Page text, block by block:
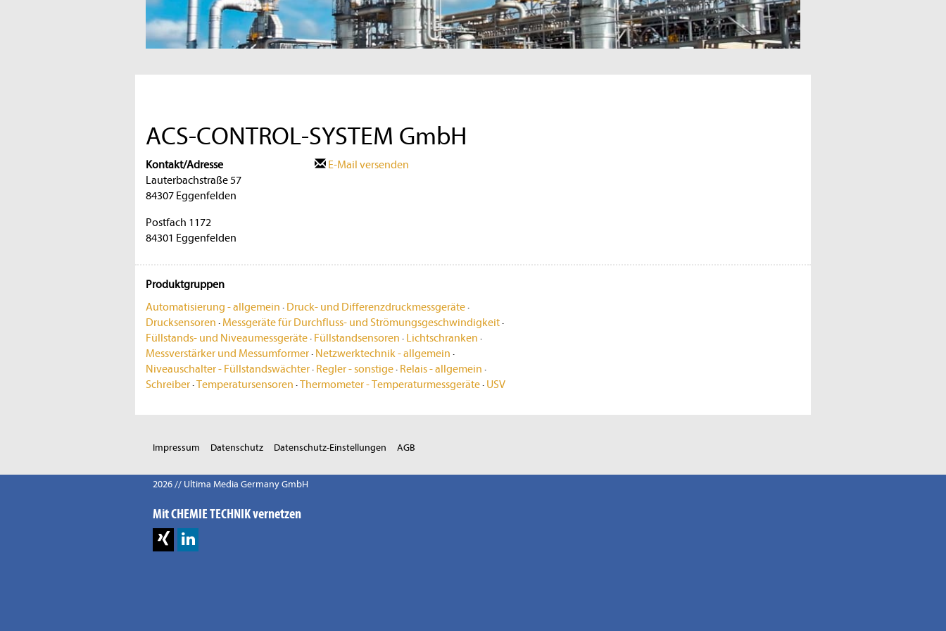
ACS-CONTROL-SYSTEM GmbH
Kontakt/Adresse
Lauterbachstraße 57
84307 Eggenfelden
Postfach 1172
84301 Eggenfelden
E-Mail versenden
Produktgruppen
Automatisierung - allgemein · Druck- und Differenzdruckmessgeräte·
Drucksensoren · Messgeräte für Durchfluss- und Strömungsgeschwindigkeit·
Füllstands- und Niveaumessgeräte· Füllstandsensoren · Lichtschranken ·
Messverstärker und Messumformer· Netzwerktechnik - allgemein ·
Niveauschalter - Füllstandswächter· Regler - sonstige· Relais - allgemein ·
Schreiber·Temperatursensoren ·Thermometer - Temperaturmessgeräte· USV
Impressum Datenschutz Datenschutz-Einstellungen AGB
2026 // Ultima Media Germany GmbH
Mit CHEMIE TECHNIK vernetzen